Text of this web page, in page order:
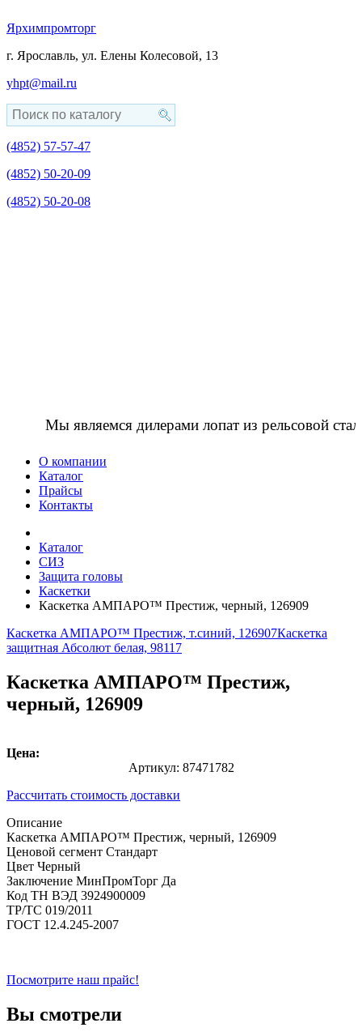
Ярхимпромторг
г. Ярославль, ул. Елены Колесовой, 13
yhpt@mail.ru
(4852) 57-57-47
(4852) 50-20-09
(4852) 50-20-08
Мы являемся дилерами лопат из рельсовой
О компании
Каталог
Прайсы
Контакты
Каталог
СИЗ
Защита головы
Каскетки
Каскетка АМПАРО™ Престиж, черный, 126909
Каскетка АМПАРО™ Престиж, т.синий, 126907Каскетка
защитная Абсолют белая, 98117
Каскетка АМПАРО™ Престиж,
черный, 126909
Цена:
Артикул: 87471782
Рассчитать стоимость доставки
Описание
Каскетка АМПАРО™ Престиж, черный, 126909
Ценовой сегмент Стандарт
Цвет Черный
Заключение МинПромТорг Да
Код ТН ВЭД 3924900009
ТР/ТС 019/2011
ГОСТ 12.4.245-2007
Посмотрите наш прайс!
Вы смотрели